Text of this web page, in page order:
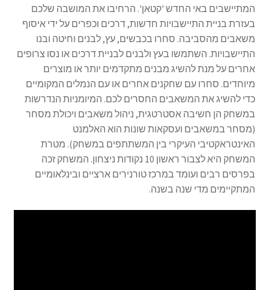
המתיישבים באי החדש 'קטאן'. הרחיבו את המושבה שלכם
בעזרת בניית התיישבויות חדשות, דרכים וכפרים על ידי איסוף
משאבים מהסביבה. סחרו בכבשים, עץ, לבנים וחיטה ובנו
התיישבויות. השתמשו בעץ ולבנים לבניית דרכים או נסו צרופים
אחרים על מנת להשיג מבנים מתקדמים יותר או מוצרים
מיוחדים. סחרו עם שחקנים אחרים או עם הנמלים המקומיים
כדי להשיג את המשאבים החסרים לכם. המיומניות הנדרשות
במשחק הן חשיבה אסטרטגית, ניהול משאבים ויכולת מסחר
(מסחר במשאבים ועסקאות שונות הוא האלמנט
האינטראקטיבי העיקרי בין המשתתפים במשחק). מטרת
המשחק היא לצבור ראשון 10 נקודות ניצחון. המשחק זכה
בפרסים רבים ועומד במרכז טורנירים ארציים ובינלאומיים
המתקיימים מדי שנה בשנה.